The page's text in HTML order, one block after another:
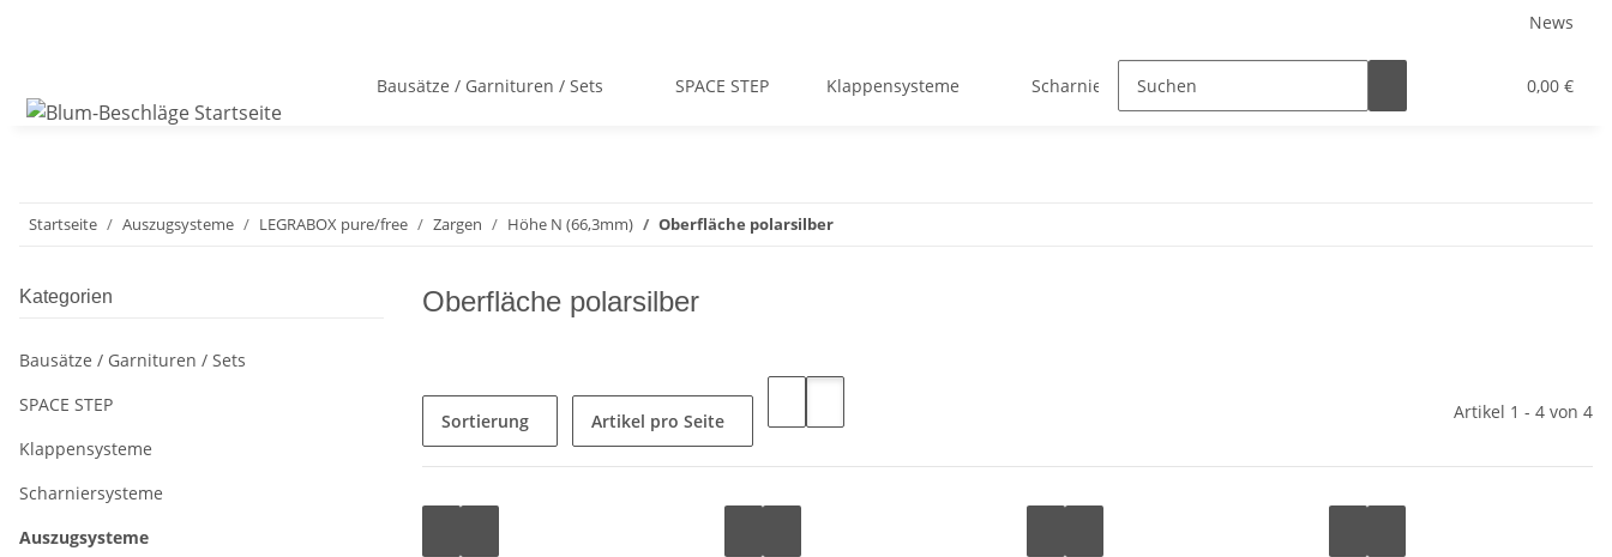
News
0,00 €
Bausätze / Garnituren / Sets SPACE STEP Klappensysteme Scharniersysteme
Startseite Auszugsysteme LEGRABOX pure/free Zargen Höhe N (66,3mm) Oberfläche polarsilber
Oberfläche polarsilber
Sortierung Artikel pro Seite Artikel 1 - 4 von 4
Kategorien
Bausätze / Garnituren / Sets
SPACE STEP
Klappensysteme
Scharniersysteme
Auszugsysteme